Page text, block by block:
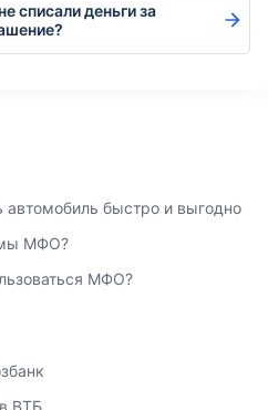
списали деньги за
автомобиль быстро и выгодно
МФО?
МФО?
ВТБ